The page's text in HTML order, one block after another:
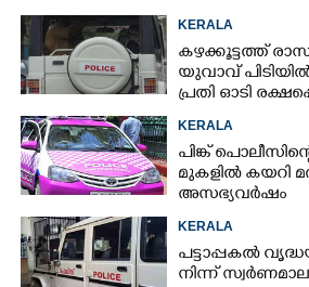
KERALA
കഴക്കൂട്ടത്ത്
യുവാവ്
പ്രതി ഓടി
KERALA
പിങ്ക്
മുകളിൽ കയറി
അസഭ്യവ‌ർഷം
KERALA
പട്ടാപ്പകൽ
നിന്ന്